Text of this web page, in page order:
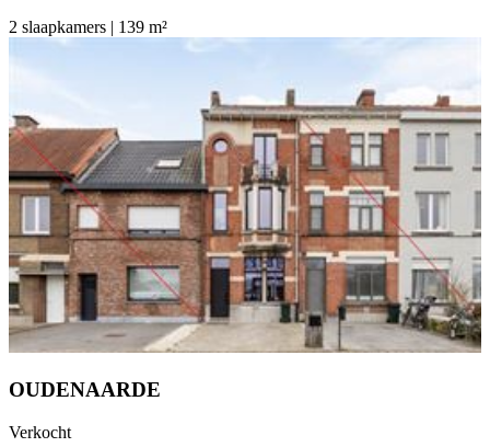
2 slaapkamers | 139 m²
OUDENAARDE
Verkocht